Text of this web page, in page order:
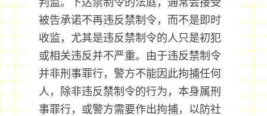
判监。下达禁制令的法庭，通常会接受
被告承诺不再违反禁制令，而不是即时
收监，尤其是违反禁制令的人只是初犯
或相关违反并不严重。由于违反禁制令
并非刑事罪行，警方不能因此拘捕任何
人，除非违反禁制令的行为，本身属刑
事罪行，或警方需要作出拘捕，以防社